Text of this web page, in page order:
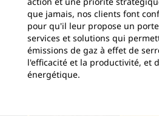
que jamais, nos clients font
pour qu'il leur propose un
services et solutions qui
émissions de gaz à effet de
l'efficacité et la productivité, et
énergétique.